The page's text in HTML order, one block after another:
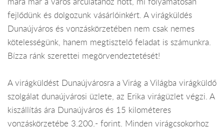
fejlődünk és dolgozunk vásárlóinkért. A virágküldés
Dunaújváros és vonzáskörzetében nem csak nemes
kötelességünk, hanem megtisztelő feladat is számunkra.
Bízza ránk szerettei megörvendeztetését!
A virágküldést Dunaújvárosra a Virág a Világba virágküldő
szolgálat dunaújvárosi üzlete, az Erika virágüzlet végzi. A
kiszállítás ára Dunaújváros és 15 kilométeres
vonzáskörzetébe 3.200.- forint. Minden virágcsokorhoz